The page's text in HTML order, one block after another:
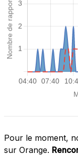
Pour le moment,
sur Orange.